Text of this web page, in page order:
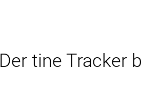
Der tine Tracker